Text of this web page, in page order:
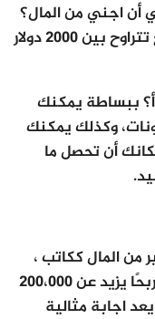
أن اجني من المال؟
أعرف أن المدونين يحصلون على مبالغ تتراوح بين 2000 دولار
ببساطة يمكنك
وكذلك يمكنك
أن تحصل ما
المال ككاتب ،
لدرجة أنك قد تكون قادرا على تحقق ربحًا يزيد عن 200،000
اجابة مثالية